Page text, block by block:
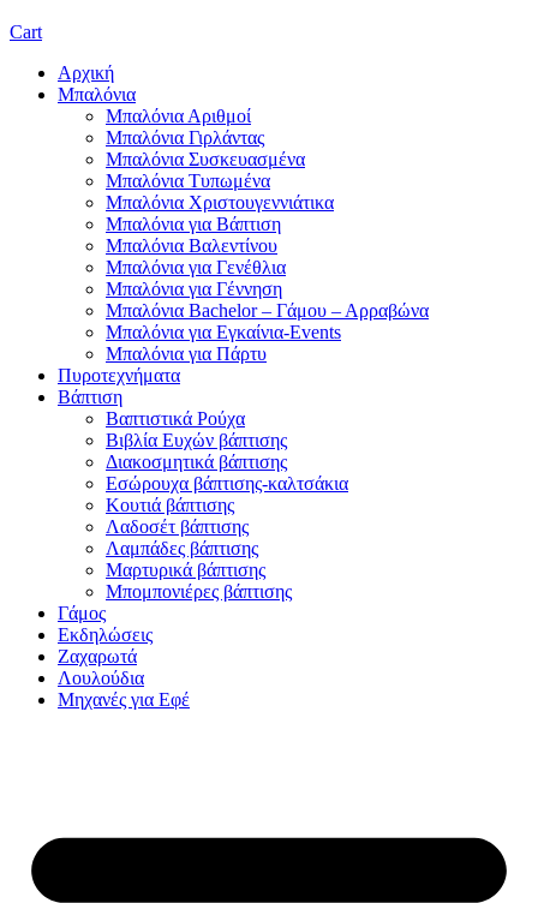
Cart
Αρχική
Μπαλόνια
Μπαλόνια Αριθμοί
Μπαλόνια Γιρλάντας
Μπαλόνια Συσκευασμένα
Μπαλόνια Τυπωμένα
Μπαλόνια Χριστουγεννιάτικα
Μπαλόνια για Βάπτιση
Μπαλόνια Βαλεντίνου
Μπαλόνια για Γενέθλια
Μπαλόνια για Γέννηση
Μπαλόνια Bachelor – Γάμου – Αρραβώνα
Μπαλόνια για Εγκαίνια-Events
Μπαλόνια για Πάρτυ
Πυροτεχνήματα
Βάπτιση
Βαπτιστικά Ρούχα
Βιβλία Ευχών βάπτισης
Διακοσμητικά βάπτισης
Εσώρουχα βάπτισης-καλτσάκια
Κουτιά βάπτισης
Λαδοσέτ βάπτισης
Λαμπάδες βάπτισης
Μαρτυρικά βάπτισης
Μπομπονιέρες βάπτισης
Γάμος
Εκδηλώσεις
Ζαχαρωτά
Λουλούδια
Μηχανές για Εφέ